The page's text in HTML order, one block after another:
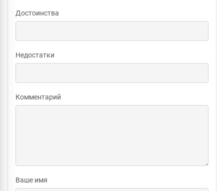
Достоинства
Недостатки
Комментарий
Ваше имя